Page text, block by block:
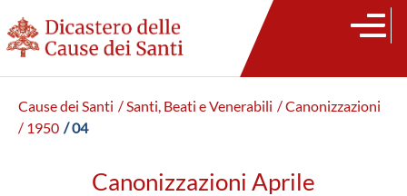
Cause dei Santi / Santi, Beati e Venerabili / Canonizzazioni
/ 1950 / 04
Canonizzazioni Aprile